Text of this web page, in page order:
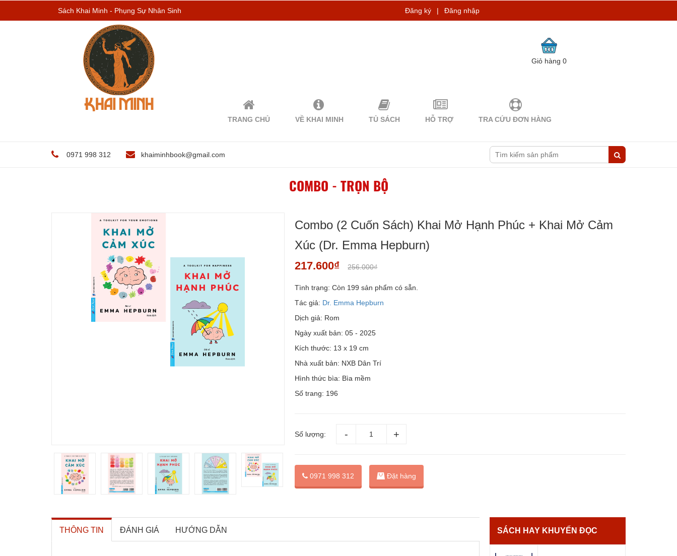
Sách Khai Minh - Phụng Sự Nhân Sinh Đăng ký | Đăng nhập
Giỏ hàng0
TRANG CHỦ VỀ KHAI MINH TỦ SÁCH HỖ TRỢ TRA CỨU ĐƠN HÀNG
0971 998 312 khaiminhbook@gmail.com
COMBO - TRỌN BỘ
Combo (2 Cuốn Sách) Khai Mở Hạnh Phúc + Khai Mở Cảm
Xúc (Dr. Emma Hepburn)
217.600₫ 256.000₫
Tình trạng: Còn 199 sản phẩm có sẵn.
Tác giả: Dr. Emma Hepburn
Dịch giả: Rom
Ngày xuất bản: 05 - 2025
Kích thước: 13 x 19 cm
Nhà xuất bản: NXB Dân Trí
Hình thức bìa: Bìa mềm
Số trang: 196
Số lượng:
0971 998 312 Đặt hàng
THÔNG TIN ĐÁNH GIÁ HƯỚNG DẪN SÁCH HAY KHUYẾN ĐỌC